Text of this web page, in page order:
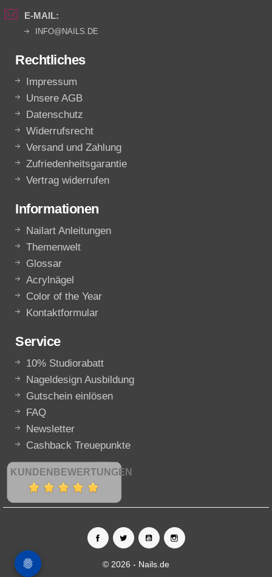
E-MAIL:
INFO@NAILS.DE
Rechtliches
Impressum
Unsere AGB
Datenschutz
Widerrufsrecht
Versand und Zahlung
Zufriedenheitsgarantie
Vertrag widerrufen
Informationen
Nailart Anleitungen
Themenwelt
Glossar
Acrylnägel
Color of the Year
Kontaktformular
Service
10% Studiorabatt
Nageldesign Ausbildung
Gutschein einlösen
FAQ
Newsletter
Cashback Treuepunkte
KUNDENBEWERTUNGEN
© 2026 - Nails.de